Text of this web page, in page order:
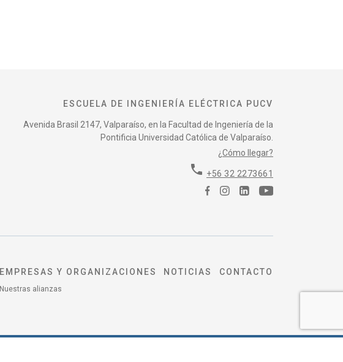
ESCUELA DE INGENIERÍA ELÉCTRICA PUCV
Avenida Brasil 2147, Valparaíso, en la Facultad de Ingeniería de la
Pontificia Universidad Católica de Valparaíso.
¿Cómo llegar?
phone +56 32 2273661
EMPRESAS Y ORGANIZACIONES
Nuestras alianzas
NOTICIAS CONTACTO